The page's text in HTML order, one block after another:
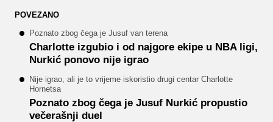
POVEZANO
Poznato zbog čega je Jusuf van terena
Charlotte izgubio i od najgore ekipe u NBA ligi,
Nurkić ponovo nije igrao
Nije igrao, ali je to vrijeme iskoristio drugi centar Charlotte
Hornetsa
Poznato zbog čega je Jusuf Nurkić propustio
večerašnji duel